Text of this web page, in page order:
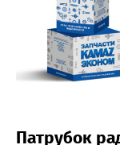
Патрубок